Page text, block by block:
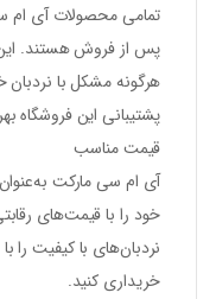
تمامی محصولات آی ام
پس از فروش هستند.
هرگونه مشکل با
پشتیبانی این فروشگاه
قیمت مناسب
آی ام سی مارکت
خود را با قیمت‌های
نردبان‌های با کیفیت را
خریداری کنید.